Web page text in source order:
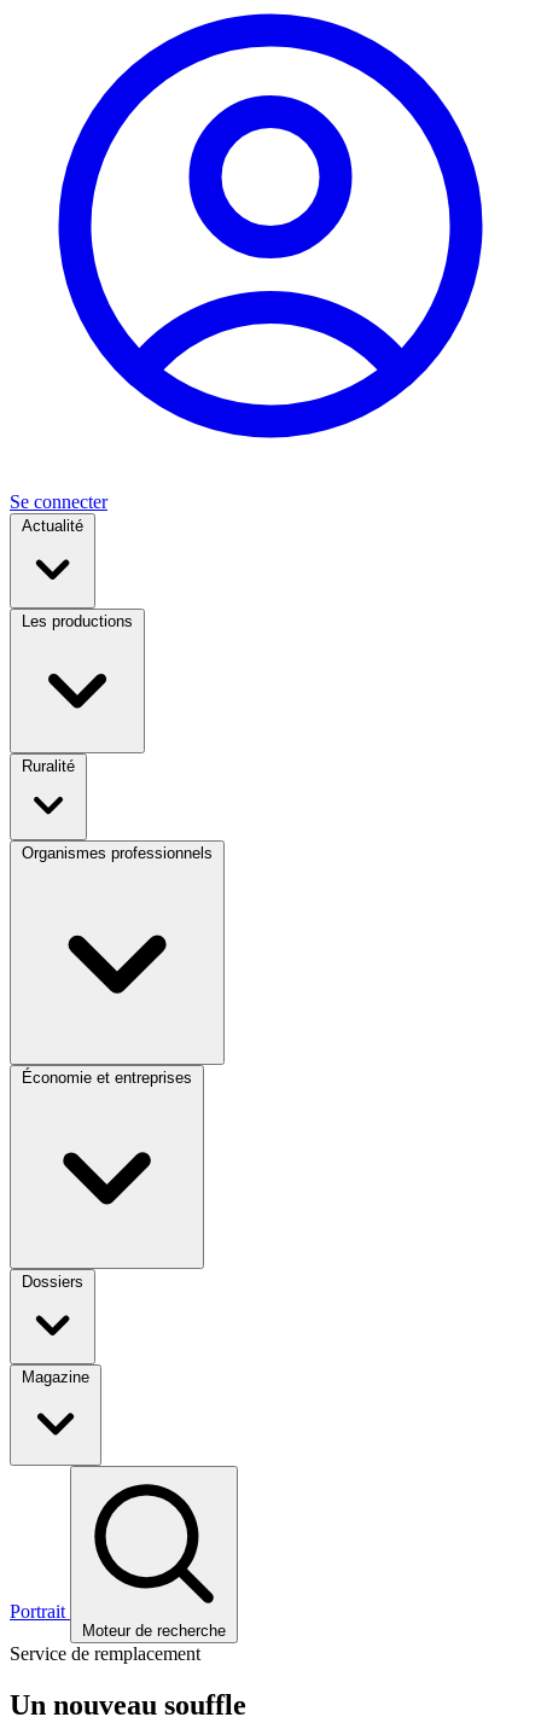
Se connecter
Actualité
Les productions
Ruralité
Organismes professionnels
Économie et entreprises
Dossiers
Magazine
Portrait
Moteur de recherche
Service de remplacement
Un nouveau souffle